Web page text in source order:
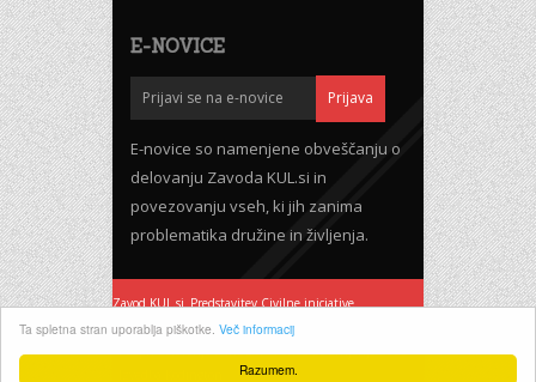
Razumem.
Ta spletna stran uporablja piškotke. Več informacij
E-NOVICE
E-novice so namenjene obveščanju o
delovanju Zavoda KUL.si in
povezovanju vseh, ki jih zanima
problematika družine in življenja.
Zavod KUL.si Predstavitev Civilne iniciative
Pogoji uporabe